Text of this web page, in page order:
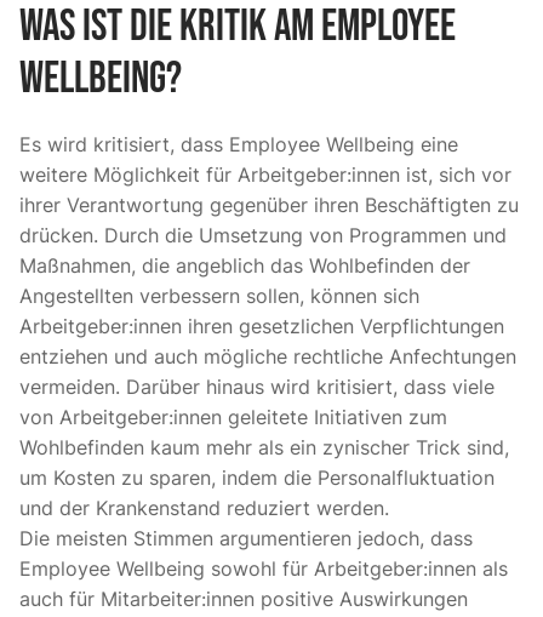
Was ist die Kritik am Employee
Wellbeing?
Es wird kritisiert, dass Employee Wellbeing eine
weitere Möglichkeit für Arbeitgeber:innen ist, sich vor
ihrer Verantwortung gegenüber ihren Beschäftigten zu
drücken. Durch die Umsetzung von Programmen und
Maßnahmen, die angeblich das Wohlbefinden der
Angestellten verbessern sollen, können sich
Arbeitgeber:innen ihren gesetzlichen Verpflichtungen
entziehen und auch mögliche rechtliche Anfechtungen
vermeiden. Darüber hinaus wird kritisiert, dass viele
von Arbeitgeber:innen geleitete Initiativen zum
Wohlbefinden kaum mehr als ein zynischer Trick sind,
um Kosten zu sparen, indem die Personalfluktuation
und der Krankenstand reduziert werden.
Die meisten Stimmen argumentieren jedoch, dass
Employee Wellbeing sowohl für Arbeitgeber:innen als
auch für Mitarbeiter:innen positive Auswirkungen